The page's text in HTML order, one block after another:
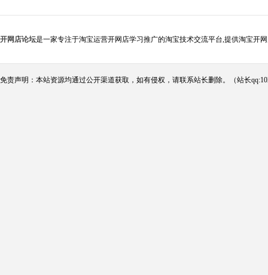
开网店论坛是一家专注于淘宝运营开网店学习推广的淘宝技术交流平台,提供淘宝开
免责声明：本站资源均通过公开渠道获取，如有侵权，请联系站长删除。（站长